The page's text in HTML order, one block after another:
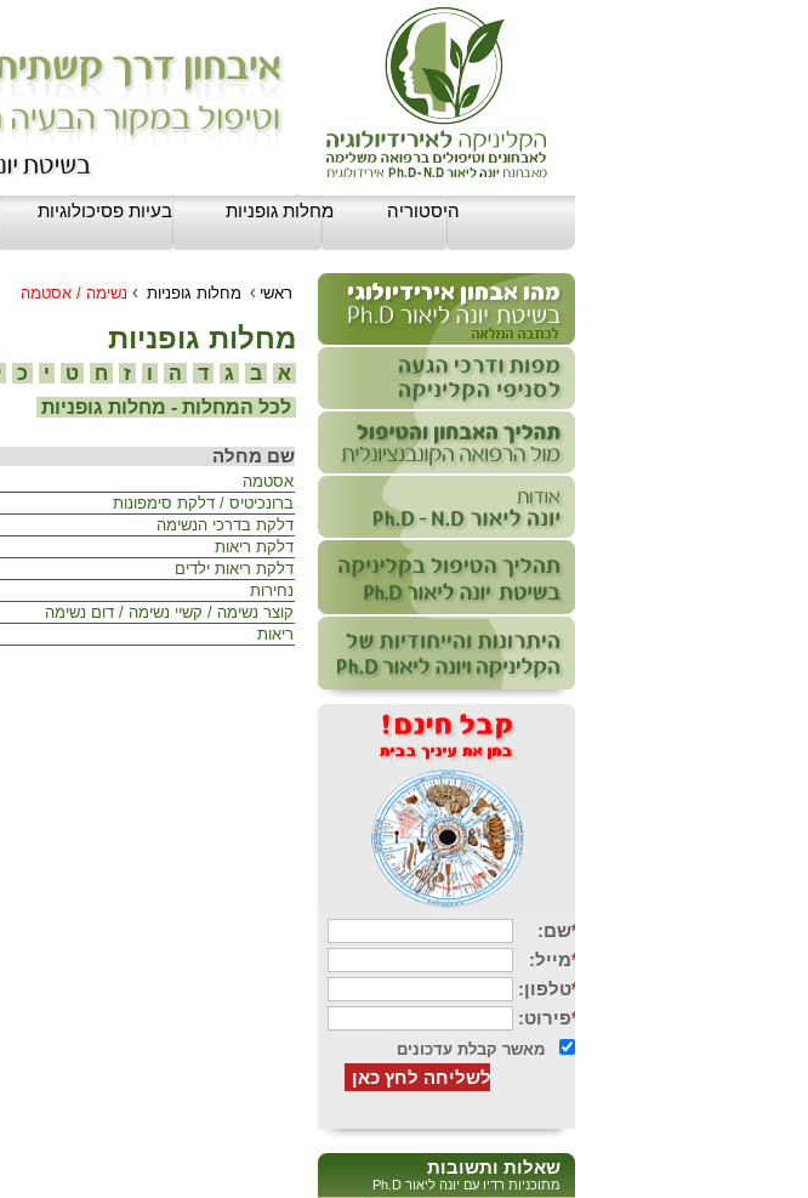
בעיות פסיכולוגיות מחלות גופניות
היסטוריה
ראשי › מחלות גופניות › נשימה / אסטמה
מחלות גופניות
א ב ג ד ה ו ז ח ט י כ
לכל המחלות - מחלות גופניות
שם מחלה
אסטמה
ברונכיטיס / דלקת סימפונות
דלקת בדרכי הנשימה
דלקת ריאות
דלקת ריאות ילדים
נחירות
קוצר נשימה / קשיי נשימה / דום נשימה
ריאות
שאלות ותשובות
מתוכניות רדיו עם יונה ליאור Ph.D